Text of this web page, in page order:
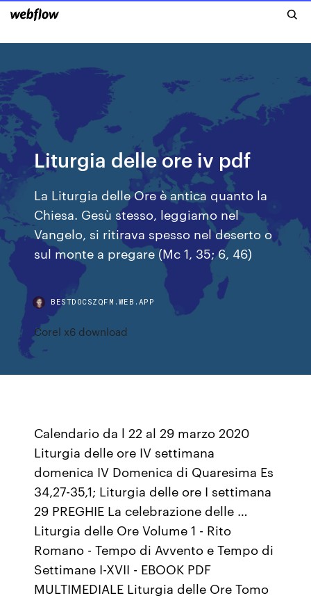
Liturgia delle ore iv pdf
La Liturgia delle Ore è antica quanto la
Chiesa. Gesù stesso, leggiamo nel
Vangelo, si ritirava spesso nel deserto o
sul monte a pregare (Mc 1, 35; 6, 46)
BESTDOCSZQFM.WEB.APP
Corel x6 download
Calendario da l 22 al 29 marzo 2020
Liturgia delle ore IV settimana
domenica IV Domenica di Quaresima Es
34,27-35,1; Liturgia delle ore I settimana
29 PREGHIE La celebrazione delle …
Liturgia delle Ore Volume 1 - Rito
Romano - Tempo di Avvento e Tempo di
Settimane I-XVII - EBOOK PDF
MULTIMEDIALE Liturgia delle Ore Tomo